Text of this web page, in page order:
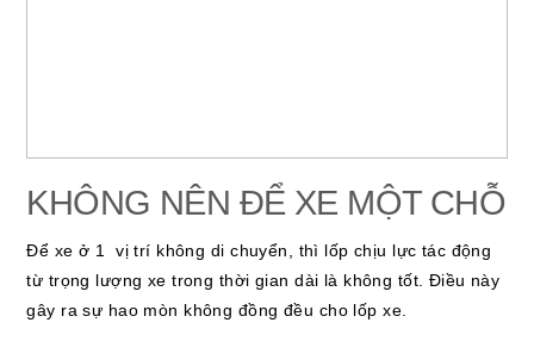
KHÔNG NÊN ĐỂ XE MỘT CHỖ
Để xe ở 1 vị trí không di chuyển, thì lốp chịu lực tác động
từ trọng lượng xe trong thời gian dài là không tốt. Điều này
gây ra sự hao mòn không đồng đều cho lốp xe.